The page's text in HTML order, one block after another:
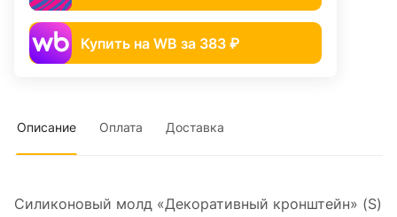
Купить на WB за 383 ₽
Описание Оплата Доставка
Силиконовый молд «Декоративный кронштейн» (S)